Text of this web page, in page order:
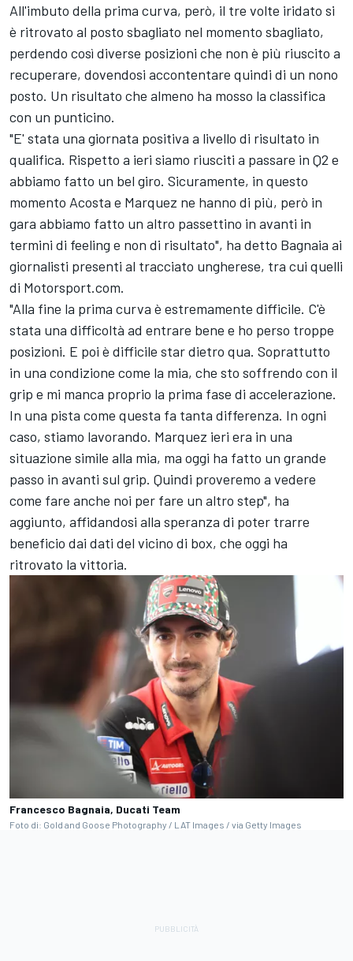
All'imbuto della prima curva, però, il tre volte iridato si
è ritrovato al posto sbagliato nel momento sbagliato,
perdendo così diverse posizioni che non è più riuscito a
recuperare, dovendosi accontentare quindi di un nono
posto. Un risultato che almeno ha mosso la classifica
con un punticino.
"E' stata una giornata positiva a livello di risultato in
qualifica. Rispetto a ieri siamo riusciti a passare in Q2 e
abbiamo fatto un bel giro. Sicuramente, in questo
momento Acosta e Marquez ne hanno di più, però in
gara abbiamo fatto un altro passettino in avanti in
termini di feeling e non di risultato", ha detto Bagnaia ai
giornalisti presenti al tracciato ungherese, tra cui quelli
di Motorsport.com.
"Alla fine la prima curva è estremamente difficile. C'è
stata una difficoltà ad entrare bene e ho perso troppe
posizioni. E poi è difficile star dietro qua. Soprattutto
in una condizione come la mia, che sto soffrendo con il
grip e mi manca proprio la prima fase di accelerazione.
In una pista come questa fa tanta differenza. In ogni
caso, stiamo lavorando. Marquez ieri era in una
situazione simile alla mia, ma oggi ha fatto un grande
passo in avanti sul grip. Quindi proveremo a vedere
come fare anche noi per fare un altro step", ha
aggiunto, affidandosi alla speranza di poter trarre
beneficio dai dati del vicino di box, che oggi ha
ritrovato la vittoria.
Francesco Bagnaia, Ducati Team
Foto di: Gold and Goose Photography / LAT Images / via Getty Images